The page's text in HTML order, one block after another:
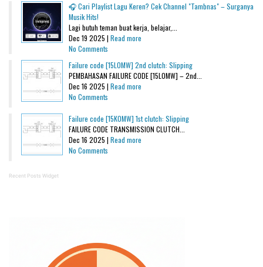
🎧 Cari Playlist Lagu Keren? Cek Channel "Tambnas" – Surganya
Musik Hits!
Lagi butuh teman buat kerja, belajar,...
Dec 19 2025 | Read more
No Comments
Failure code [15L0MW] 2nd clutch: Slipping
PEMBAHASAN FAILURE CODE [15L0MW] – 2nd...
Dec 16 2025 | Read more
No Comments
Failure code [15K0MW] 1st clutch: Slipping
FAILURE CODE TRANSMISSION CLUTCH...
Dec 16 2025 | Read more
No Comments
Recent Posts Widget